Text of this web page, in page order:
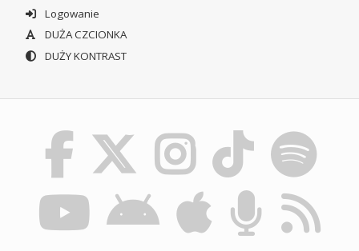
Logowanie
DUŻA CZCIONKA
DUŻY KONTRAST